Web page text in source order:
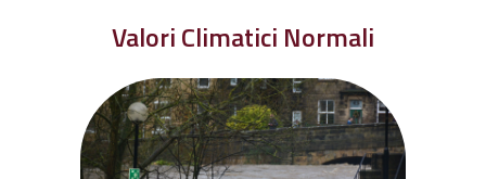
Valori Climatici Normali